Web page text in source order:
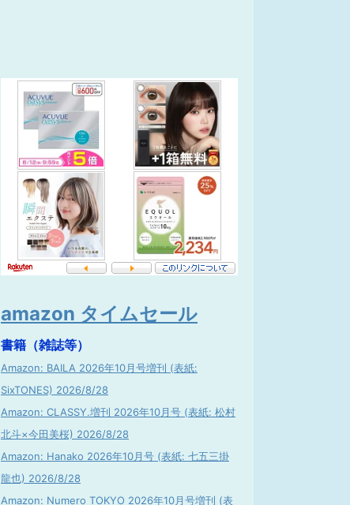
amazon タイムセール
書籍（雑誌等）
Amazon: BAILA 2026年10月号増刊 (表紙:
SixTONES) 2026/8/28
Amazon: CLASSY.増刊 2026年10月号 (表紙: 松村
北斗×今田美桜) 2026/8/28
Amazon: Hanako 2026年10月号 (表紙: 七五三掛
龍也) 2026/8/28
Amazon: Numero TOKYO 2026年10月号増刊 (表